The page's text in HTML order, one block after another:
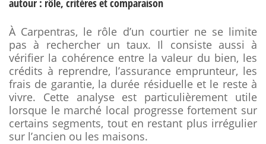
autour : rôle, critères et comparaison
À Carpentras, le rôle d’un courtier ne se limite
pas à rechercher un taux. Il consiste aussi à
vérifier la cohérence entre la valeur du bien, les
crédits à reprendre, l’assurance emprunteur, les
frais de garantie, la durée résiduelle et le reste à
vivre. Cette analyse est particulièrement utile
lorsque le marché local progresse fortement sur
certains segments, tout en restant plus irrégulier
sur l’ancien ou les maisons.